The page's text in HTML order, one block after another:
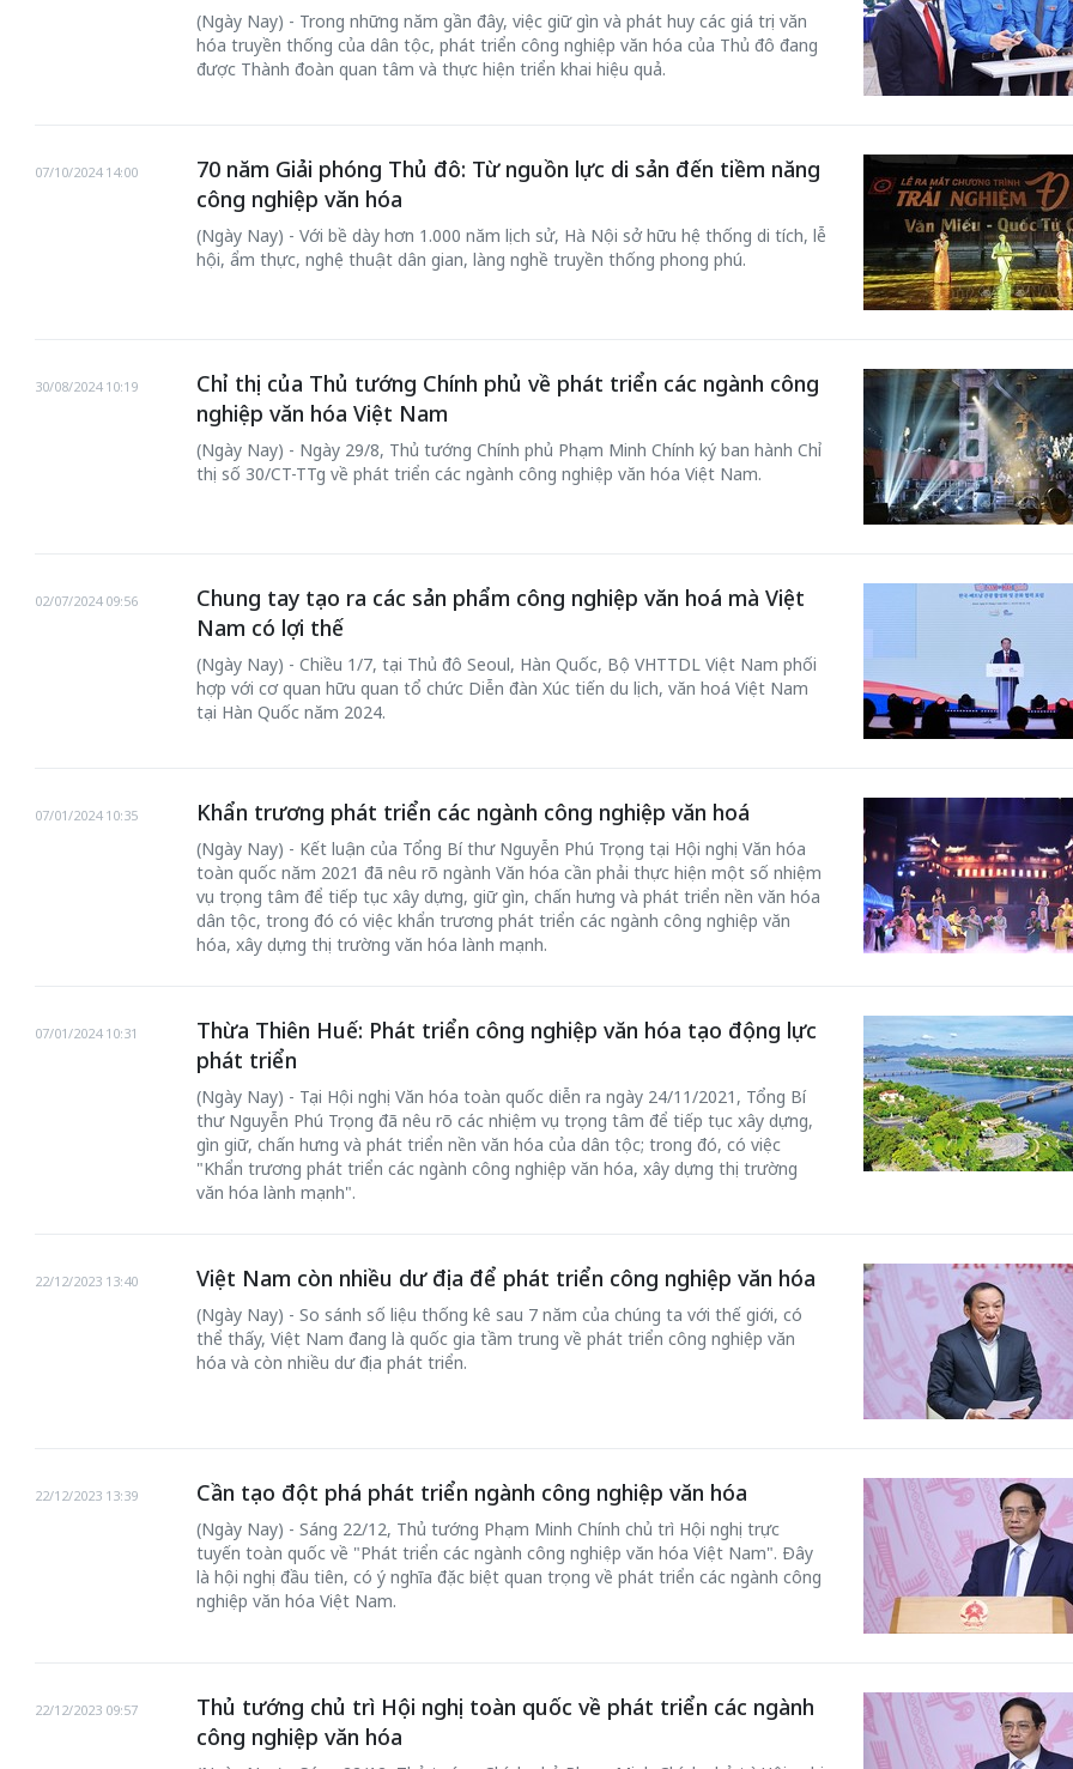
(Ngày Nay) - Trong những năm gần đây, việc giữ gìn và phát huy các giá trị văn
hóa truyền thống của dân tộc, phát triển công nghiệp văn hóa của Thủ đô đang
được Thành đoàn quan tâm và thực hiện triển khai hiệu quả.
70 năm Giải phóng Thủ đô: Từ nguồn lực di sản đến tiềm năng
công nghiệp văn hóa
07/10/2024 14:00
(Ngày Nay) - Với bề dày hơn 1.000 năm lịch sử, Hà Nội sở hữu hệ thống di tích, lễ
hội, ẩm thực, nghệ thuật dân gian, làng nghề truyền thống phong phú.
Chỉ thị của Thủ tướng Chính phủ về phát triển các ngành công
nghiệp văn hóa Việt Nam
30/08/2024 10:19
(Ngày Nay) - Ngày 29/8, Thủ tướng Chính phủ Phạm Minh Chính ký ban hành Chỉ
thị số 30/CT-TTg về phát triển các ngành công nghiệp văn hóa Việt Nam.
Chung tay tạo ra các sản phẩm công nghiệp văn hoá mà Việt
Nam có lợi thế
02/07/2024 09:56
(Ngày Nay) - Chiều 1/7, tại Thủ đô Seoul, Hàn Quốc, Bộ VHTTDL Việt Nam phối
hợp với cơ quan hữu quan tổ chức Diễn đàn Xúc tiến du lịch, văn hoá Việt Nam
tại Hàn Quốc năm 2024.
Khẩn trương phát triển các ngành công nghiệp văn hoá
07/01/2024 10:35
(Ngày Nay) - Kết luận của Tổng Bí thư Nguyễn Phú Trọng tại Hội nghị Văn hóa
toàn quốc năm 2021 đã nêu rõ ngành Văn hóa cần phải thực hiện một số nhiệm
vụ trọng tâm để tiếp tục xây dựng, giữ gìn, chấn hưng và phát triển nền văn hóa
dân tộc, trong đó có việc khẩn trương phát triển các ngành công nghiệp văn
hóa, xây dựng thị trường văn hóa lành mạnh.
Thừa Thiên Huế: Phát triển công nghiệp văn hóa tạo động lực
phát triển
07/01/2024 10:31
(Ngày Nay) - Tại Hội nghị Văn hóa toàn quốc diễn ra ngày 24/11/2021, Tổng Bí
thư Nguyễn Phú Trọng đã nêu rõ các nhiệm vụ trọng tâm để tiếp tục xây dựng,
gìn giữ, chấn hưng và phát triển nền văn hóa của dân tộc; trong đó, có việc
"Khẩn trương phát triển các ngành công nghiệp văn hóa, xây dựng thị trường
văn hóa lành mạnh".
Việt Nam còn nhiều dư địa để phát triển công nghiệp văn hóa
22/12/2023 13:40
(Ngày Nay) - So sánh số liệu thống kê sau 7 năm của chúng ta với thế giới, có
thể thấy, Việt Nam đang là quốc gia tầm trung về phát triển công nghiệp văn
hóa và còn nhiều dư địa phát triển.
Cần tạo đột phá phát triển ngành công nghiệp văn hóa
22/12/2023 13:39
(Ngày Nay) - Sáng 22/12, Thủ tướng Phạm Minh Chính chủ trì Hội nghị trực
tuyến toàn quốc về "Phát triển các ngành công nghiệp văn hóa Việt Nam". Đây
là hội nghị đầu tiên, có ý nghĩa đặc biệt quan trọng về phát triển các ngành công
nghiệp văn hóa Việt Nam.
Thủ tướng chủ trì Hội nghị toàn quốc về phát triển các ngành
công nghiệp văn hóa
22/12/2023 09:57